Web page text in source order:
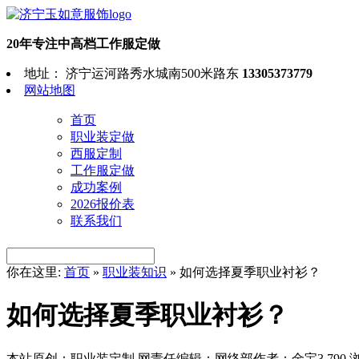
20年专注中高档工作服定做
地址： 济宁运河路秀水城南500米路东 13305373779
网站地图
首页
职业装定做
西服定制
工作服定做
成功案例
2026报价表
联系我们
你在这里: 首页 » 职业装知识 » 如何选择夏季职业衬衫？
如何选择夏季职业衬衫？